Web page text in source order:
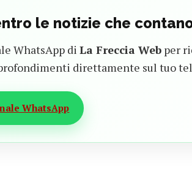
le notizie che
WhatsApp diLa Freccia Web per
direttamente sul tuo
WhatsApp